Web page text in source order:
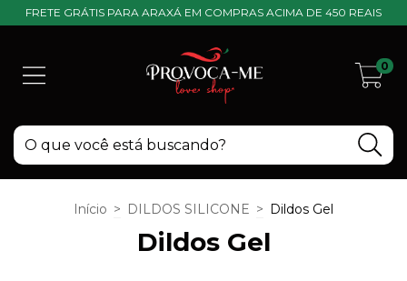
FRETE GRÁTIS PARA ARAXÁ EM COMPRAS ACIMA DE 450 REAIS
0
Início > DILDOS SILICONE > Dildos Gel
Dildos Gel